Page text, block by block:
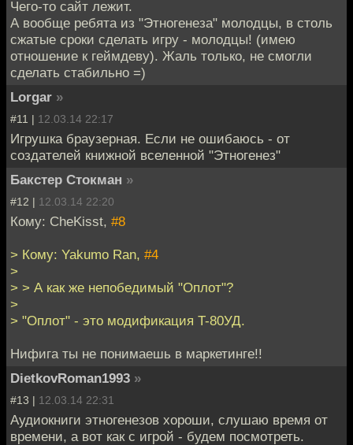
Чего-то сайт лежит.
А вообще ребята из "Этногенеза" молодцы, в столь
сжатые сроки сделать игру - молодцы! (имею
отношение к геймдеву). Жаль только, не смогли
сделать стабильно =)
Lorgar »
#11 | 12.03.14 22:17
Игрушка браузерная. Если не ошибаюсь - от
создателей книжной вселенной "Этногенез"
Бакстер Стокман »
#12 | 12.03.14 22:20
Кому: CheKisst, #8
> Кому: Yakumo Ran, #4
>
> > А как же непобедимый "Оплот"?
>
> "Оплот" - это модификация T-80УД.
Нифига ты не понимаешь в маркетинге!!
DietkovRoman1993 »
#13 | 12.03.14 22:31
Аудиокниги этногенезов хороши, слушаю время от
времени, а вот как с игрой - будем посмотреть.